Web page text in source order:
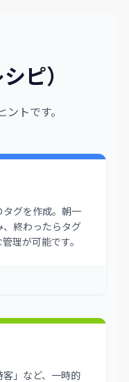
ピ）
トです。
タグを作成。朝一
終わったらタグ
理が可能です。
客」など、一時的